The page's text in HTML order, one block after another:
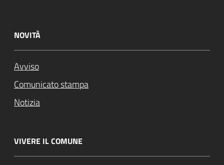
NOVITÀ
Avviso
Comunicato stampa
Notizia
VIVERE IL COMUNE